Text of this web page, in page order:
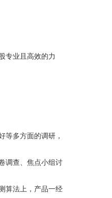
专业且高效的力
等多方面的调研，
调查、焦点小组讨
算法上，产品一经